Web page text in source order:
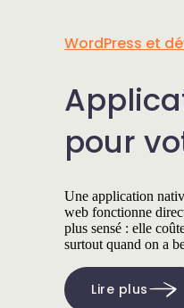
WordPress et
pour
Une application
web fonctionne
plus sensé : elle
surtout quand on a
Lire plus